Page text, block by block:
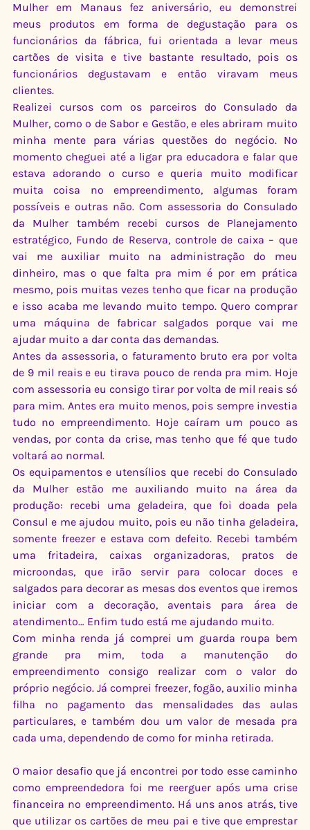
Mulher em Manaus fez aniversário, eu demonstrei
meus produtos em forma de degustação para os
funcionários da fábrica, fui orientada a levar meus
cartões de visita e tive bastante resultado, pois os
funcionários degustavam e então viravam meus
clientes.
Realizei cursos com os parceiros do Consulado da
Mulher, como o de Sabor e Gestão, e eles abriram muito
minha mente para várias questões do negócio. No
momento cheguei até a ligar pra educadora e falar que
estava adorando o curso e queria muito modificar
muita coisa no empreendimento, algumas foram
possíveis e outras não. Com assessoria do Consulado
da Mulher também recebi cursos de Planejamento
estratégico, Fundo de Reserva, controle de caixa – que
vai me auxiliar muito na administração do meu
dinheiro, mas o que falta pra mim é por em prática
mesmo, pois muitas vezes tenho que ficar na produção
e isso acaba me levando muito tempo. Quero comprar
uma máquina de fabricar salgados porque vai me
ajudar muito a dar conta das demandas.
Antes da assessoria, o faturamento bruto era por volta
de 9 mil reais e eu tirava pouco de renda pra mim. Hoje
com assessoria eu consigo tirar por volta de mil reais só
para mim. Antes era muito menos, pois sempre investia
tudo no empreendimento. Hoje caíram um pouco as
vendas, por conta da crise, mas tenho que fé que tudo
voltará ao normal.
Os equipamentos e utensílios que recebi do Consulado
da Mulher estão me auxiliando muito na área da
produção: recebi uma geladeira, que foi doada pela
Consul e me ajudou muito, pois eu não tinha geladeira,
somente freezer e estava com defeito. Recebi também
uma fritadeira, caixas organizadoras, pratos de
microondas, que irão servir para colocar doces e
salgados para decorar as mesas dos eventos que iremos
iniciar com a decoração, aventais para área de
atendimento… Enfim tudo está me ajudando muito.
Com minha renda já comprei um guarda roupa bem
grande pra mim, toda a manutenção do
empreendimento consigo realizar com o valor do
próprio negócio. Já comprei freezer, fogão, auxilio minha
filha no pagamento das mensalidades das aulas
particulares, e também dou um valor de mesada pra
cada uma, dependendo de como for minha retirada.
O maior desafio que já encontrei por todo esse caminho
como empreendedora foi me reerguer após uma crise
financeira no empreendimento. Há uns anos atrás, tive
que utilizar os cartões de meu pai e tive que emprestar